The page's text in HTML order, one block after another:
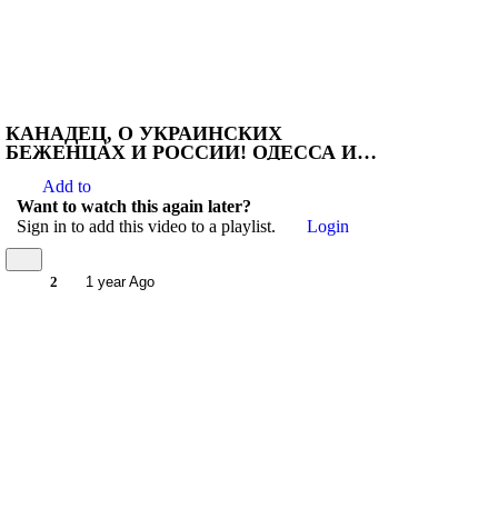
КАНАДЕЦ, О УКРАИНСКИХ
БЕЖЕНЦАХ И РОССИИ! ОДЕССА И
РОССИИ!
Add to
Want to watch this again later?
Sign in to add this video to a playlist.
Login
2 1 year Ago